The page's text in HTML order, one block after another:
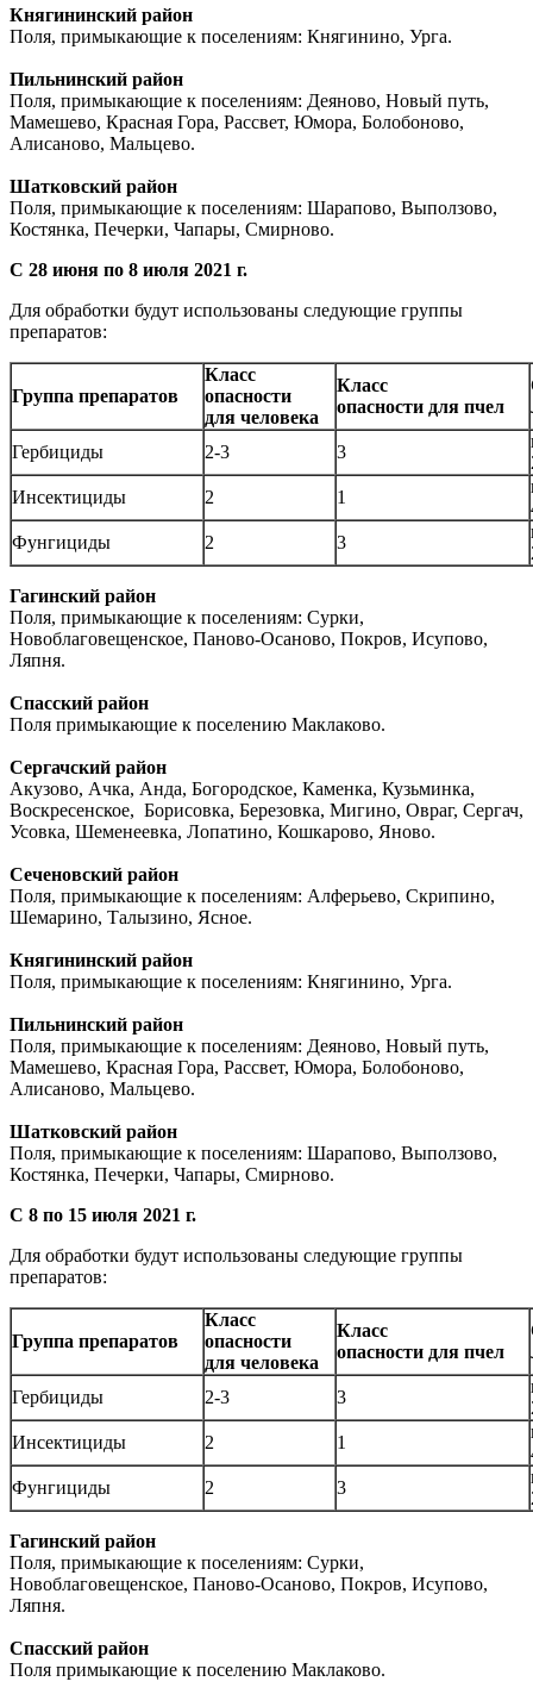
Княгининский район
Поля, примыкающие к поселениям: Княгинино, Урга.
Пильнинский район
Поля, примыкающие к поселениям: Деяново, Новый путь,
Мамешево, Красная Гора, Рассвет, Юмора, Болобоново,
Алисаново, Мальцево.
Шатковский район
Поля, примыкающие к поселениям: Шарапово, Выползово,
Костянка, Печерки, Чапары, Смирново.
С 28 июня по 8 июля 2021 г.
Для обработки будут использованы следующие группы
препаратов:
Группа препаратов
Класс
опасности
для человека
Класс
опасности для пчел
Гербициды 2-3 3
Инсектициды
2 1
Фунгициды
2 3
Гагинский район
Поля, примыкающие к поселениям: Сурки,
Новоблаговещенское, Паново-Осаново, Покров, Исупово,
Ляпня.
Спасский район
Поля примыкающие к поселению Маклаково.
Сергачский район
Акузово, Ачка, Анда, Богородское, Каменка, Кузьминка,
Воскресенское, Борисовка, Березовка, Мигино, Овраг, Сергач,
Усовка, Шеменеевка, Лопатино, Кошкарово, Яново.
Сеченовский район
Поля, примыкающие к поселениям: Алферьево, Скрипино,
Шемарино, Талызино, Ясное.
Княгининский район
Поля, примыкающие к поселениям: Княгинино, Урга.
Пильнинский район
Поля, примыкающие к поселениям: Деяново, Новый путь,
Мамешево, Красная Гора, Рассвет, Юмора, Болобоново,
Алисаново, Мальцево.
Шатковский район
Поля, примыкающие к поселениям: Шарапово, Выползово,
Костянка, Печерки, Чапары, Смирново.
С 8 по 15 июля 2021 г.
Для обработки будут использованы следующие группы
препаратов:
Группа препаратов
Класс
опасности
для человека
Класс
опасности для пчел
Гербициды 2-3 3
Инсектициды
2 1
Фунгициды
2 3
Гагинский район
Поля, примыкающие к поселениям: Сурки,
Новоблаговещенское, Паново-Осаново, Покров, Исупово,
Ляпня.
Спасский район
Поля примыкающие к поселению Маклаково.